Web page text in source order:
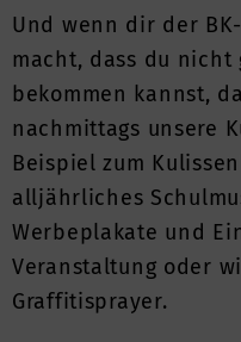
Und wenn dir der
macht, dass du nicht
bekommen kannst,
nachmittags unsere
Beispiel zum
alljährliches
Werbeplakate und
Veranstaltung oder
Graffitisprayer.